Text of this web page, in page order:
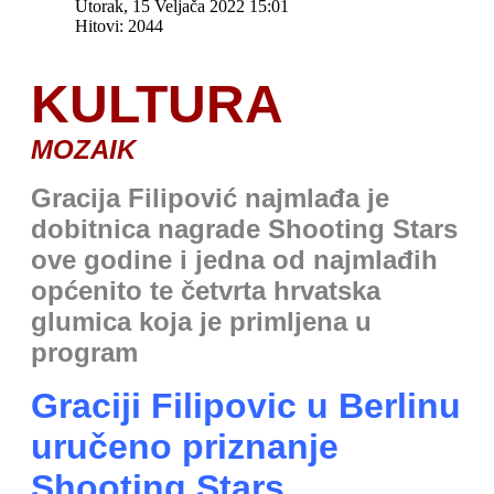
Utorak, 15 Veljača 2022 15:01
Hitovi: 2044
KULTURA
MOZAIK
Gracija Filipović najmlađa je
dobitnica nagrade Shooting Stars
ove godine i jedna od najmlađih
općenito te četvrta hrvatska
glumica koja je primljena u
program
Graciji Filipovic u Berlinu
uručeno priznanje